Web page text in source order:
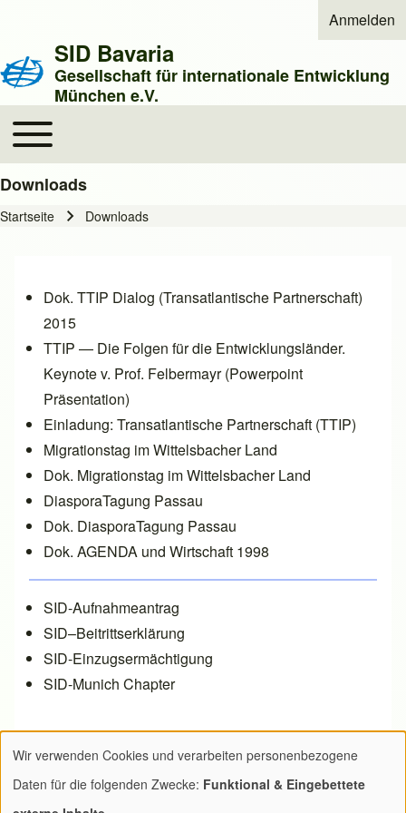
User
Anmelden
SID Bavaria
Gesellschaft für internationale Entwicklung
München e.V.
Main navigation
Toggle main menu
Downloads
Startseite Downloads
Dok. TTIP Dialog (Transatlantische Partnerschaft)
2015
TTIP — Die Folgen für die Entwicklungsländer.
Keynote v. Prof. Felbermayr(Powerpoint
Präsentation)
Einladung: Transatlantische Partnerschaft (TTIP)
Migrationstag im Wittelsbacher Land
Dok. Migrationstag im Wittelsbacher Land
DiasporaTagung Passau
Dok. DiasporaTagung Passau
Dok. AGENDA und Wirtschaft 1998
SID-Aufnahmeantrag
SID–Beitrittserklärung
SID-Einzugsermächtigung
SID-Munich Chapter
Start Abbestellen
Verwendung
von
Wir verwenden Cookies und verarbeiten personenbezogene
Daten für die folgenden Zwecke: Funktional & Eingebettete